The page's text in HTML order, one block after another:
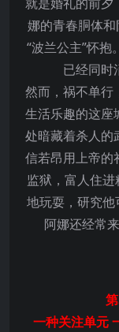
娜的青春胴体
“波兰公主”怀
已经同时
然而，祸不单行
生活乐趣的这座
处暗藏着杀人的
信若昂用上帝的
监狱，富人住
地玩耍，研究他
阿娜还经常
一种关注单元